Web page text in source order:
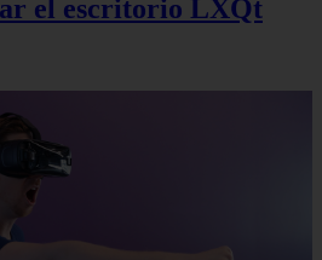
el escritorio LXQt